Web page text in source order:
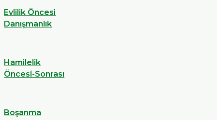
Evlilik Öncesi
Danışmanlık
Hamilelik
Öncesi-Sonrası
Boşanma